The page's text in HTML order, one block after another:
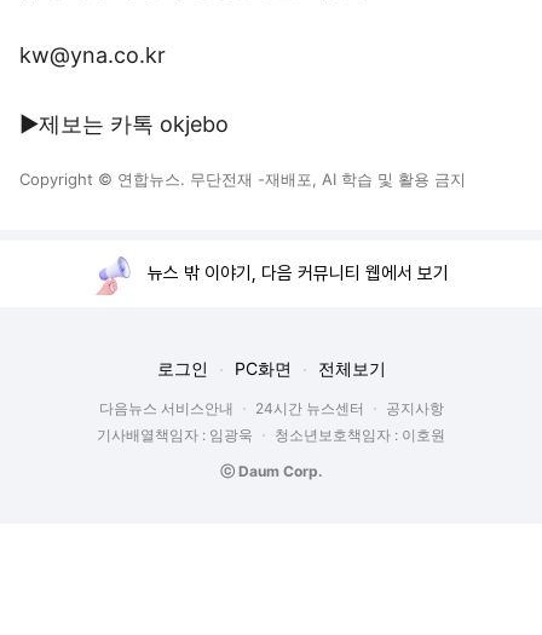
kw@yna.co.kr
▶제보는 카톡 okjebo
Copyright © 연합뉴스. 무단전재 -재배포, AI 학습 및 활용 금지
뉴스 밖 이야기, 다음 커뮤니티 웹에서 보기
로그인 PC화면 전체보기
다음뉴스 서비스안내 24시간 뉴스센터
공지사항
기사배열책임자 : 임광욱
청소년보호책임자 : 이호원
ⓒ Daum Corp.